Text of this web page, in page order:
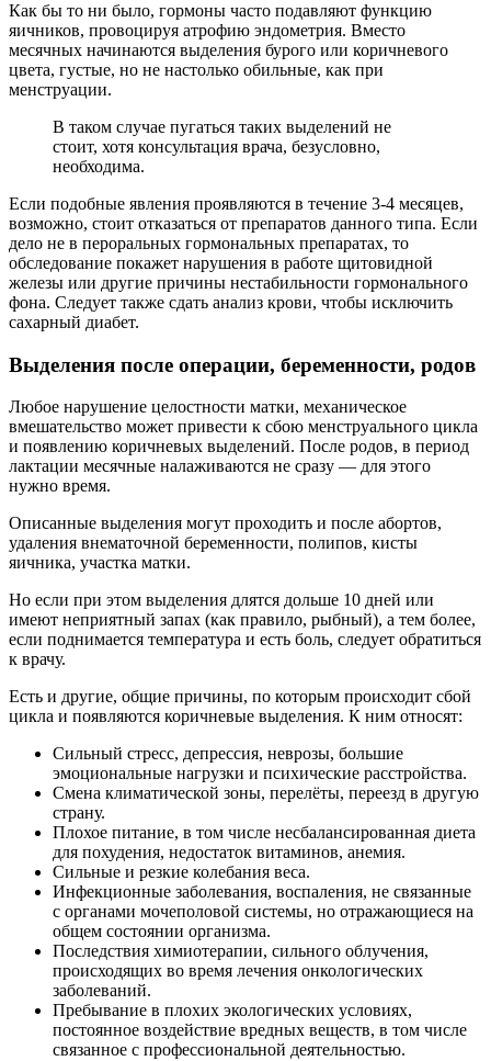
Как бы то ни было, гормоны часто подавляют функцию
яичников, провоцируя атрофию эндометрия. Вместо
месячных начинаются выделения бурого или коричневого
цвета, густые, но не настолько обильные, как при
менструации.
В таком случае пугаться таких выделений не
стоит, хотя консультация врача, безусловно,
необходима.
Если подобные явления проявляются в течение 3-4 месяцев,
возможно, стоит отказаться от препаратов данного типа. Если
дело не в пероральных гормональных препаратах, то
обследование покажет нарушения в работе щитовидной
железы или другие причины нестабильности гормонального
фона. Следует также сдать анализ крови, чтобы исключить
сахарный диабет.
Выделения после операции, беременности, родов
Любое нарушение целостности матки, механическое
вмешательство может привести к сбою менструального цикла
и появлению коричневых выделений. После родов, в период
лактации месячные налаживаются не сразу — для этого
нужно время.
Описанные выделения могут проходить и после абортов,
удаления внематочной беременности, полипов, кисты
яичника, участка матки.
Но если при этом выделения длятся дольше 10 дней или
имеют неприятный запах (как правило, рыбный), а тем более,
если поднимается температура и есть боль, следует обратиться
к врачу.
Есть и другие, общие причины, по которым происходит сбой
цикла и появляются коричневые выделения. К ним относят:
Сильный стресс, депрессия, неврозы, большие
эмоциональные нагрузки и психические расстройства.
Смена климатической зоны, перелёты, переезд в другую
страну.
Плохое питание, в том числе несбалансированная диета
для похудения, недостаток витаминов, анемия.
Сильные и резкие колебания веса.
Инфекционные заболевания, воспаления, не связанные
с органами мочеполовой системы, но отражающиеся на
общем состоянии организма.
Последствия химиотерапии, сильного облучения,
происходящих во время лечения онкологических
заболеваний.
Пребывание в плохих экологических условиях,
постоянное воздействие вредных веществ, в том числе
связанное с профессиональной деятельностью.